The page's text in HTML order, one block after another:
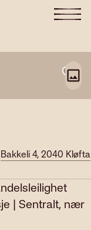
Bakkeli 4, 2040 Kløfta
| Sentralt, nær